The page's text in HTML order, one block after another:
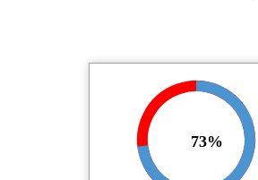
73%